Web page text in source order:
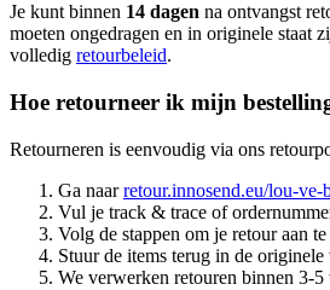
Je kunt binnen 14 dagen na ontvangst
moeten ongedragen en in originele staat
volledig retourbeleid.
Hoe retourneer ik mijn
Retourneren is eenvoudig via ons
Ga naarretour.innosend.eu/lou-ve-
Vul je track & trace of
Volg de stappen om je retour aan
Stuur de items terug in de
We verwerken retouren binnen 3-